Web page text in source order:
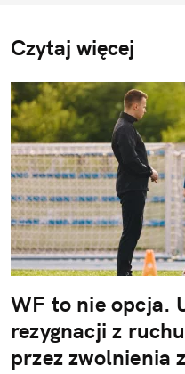
Czytaj więcej
WF to nie opcja.
rezygnacji z
przez zwolnienia